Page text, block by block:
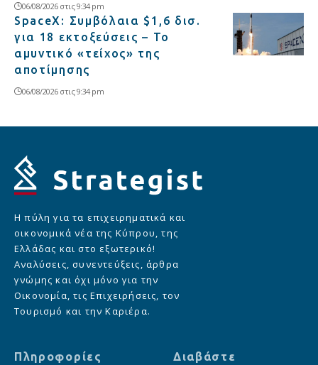
06/08/2026 στις 9:34 pm
SpaceX: Συμβόλαια $1,6 δισ.
για 18 εκτοξεύσεις – Το
αμυντικό «τείχος» της
αποτίμησης
06/08/2026 στις 9:34 pm
Η πύλη για τα επιχειρηματικά και
οικονομικά νέα της Κύπρου, της
Ελλάδας και στο εξωτερικό!
Αναλύσεις, συνεντεύξεις, άρθρα
γνώμης και όχι μόνο για την
Οικονομία, τις Επιχειρήσεις, τον
Τουρισμό και την Καριέρα.
Πληροφορίες Διαβάστε